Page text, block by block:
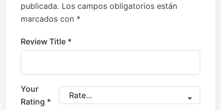
publicada. Los campos obligatorios están
marcados con *
Review Title *
Your
Rating *